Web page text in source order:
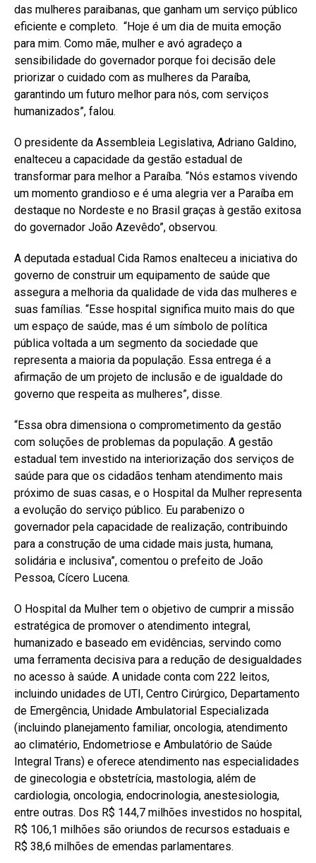
das mulheres paraibanas, que ganham um serviço público
eficiente e completo. “Hoje é um dia de muita emoção
para mim. Como mãe, mulher e avó agradeço a
sensibilidade do governador porque foi decisão dele
priorizar o cuidado com as mulheres da Paraíba,
garantindo um futuro melhor para nós, com serviços
humanizados”, falou.
O presidente da Assembleia Legislativa, Adriano Galdino,
enalteceu a capacidade da gestão estadual de
transformar para melhor a Paraíba. “Nós estamos vivendo
um momento grandioso e é uma alegria ver a Paraíba em
destaque no Nordeste e no Brasil graças à gestão exitosa
do governador João Azevêdo”, observou.
A deputada estadual Cida Ramos enalteceu a iniciativa do
governo de construir um equipamento de saúde que
assegura a melhoria da qualidade de vida das mulheres e
suas famílias. “Esse hospital significa muito mais do que
um espaço de saúde, mas é um símbolo de política
pública voltada a um segmento da sociedade que
representa a maioria da população. Essa entrega é a
afirmação de um projeto de inclusão e de igualdade do
governo que respeita as mulheres”, disse.
“Essa obra dimensiona o comprometimento da gestão
com soluções de problemas da população. A gestão
estadual tem investido na interiorização dos serviços de
saúde para que os cidadãos tenham atendimento mais
próximo de suas casas, e o Hospital da Mulher representa
a evolução do serviço público. Eu parabenizo o
governador pela capacidade de realização, contribuindo
para a construção de uma cidade mais justa, humana,
solidária e inclusiva”, comentou o prefeito de João
Pessoa, Cícero Lucena.
O Hospital da Mulher tem o objetivo de cumprir a missão
estratégica de promover o atendimento integral,
humanizado e baseado em evidências, servindo como
uma ferramenta decisiva para a redução de desigualdades
no acesso à saúde. A unidade conta com 222 leitos,
incluindo unidades de UTI, Centro Cirúrgico, Departamento
de Emergência, Unidade Ambulatorial Especializada
(incluindo planejamento familiar, oncologia, atendimento
ao climatério, Endometriose e Ambulatório de Saúde
Integral Trans) e oferece atendimento nas especialidades
de ginecologia e obstetrícia, mastologia, além de
cardiologia, oncologia, endocrinologia, anestesiologia,
entre outras. Dos R$ 144,7 milhões investidos no hospital,
R$ 106,1 milhões são oriundos de recursos estaduais e
R$ 38,6 milhões de emendas parlamentares.